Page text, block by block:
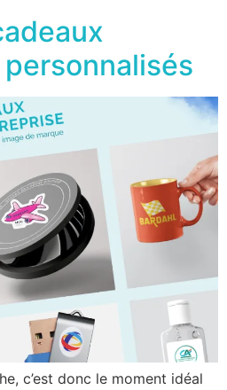
personnalisés
c’est donc le moment idéal